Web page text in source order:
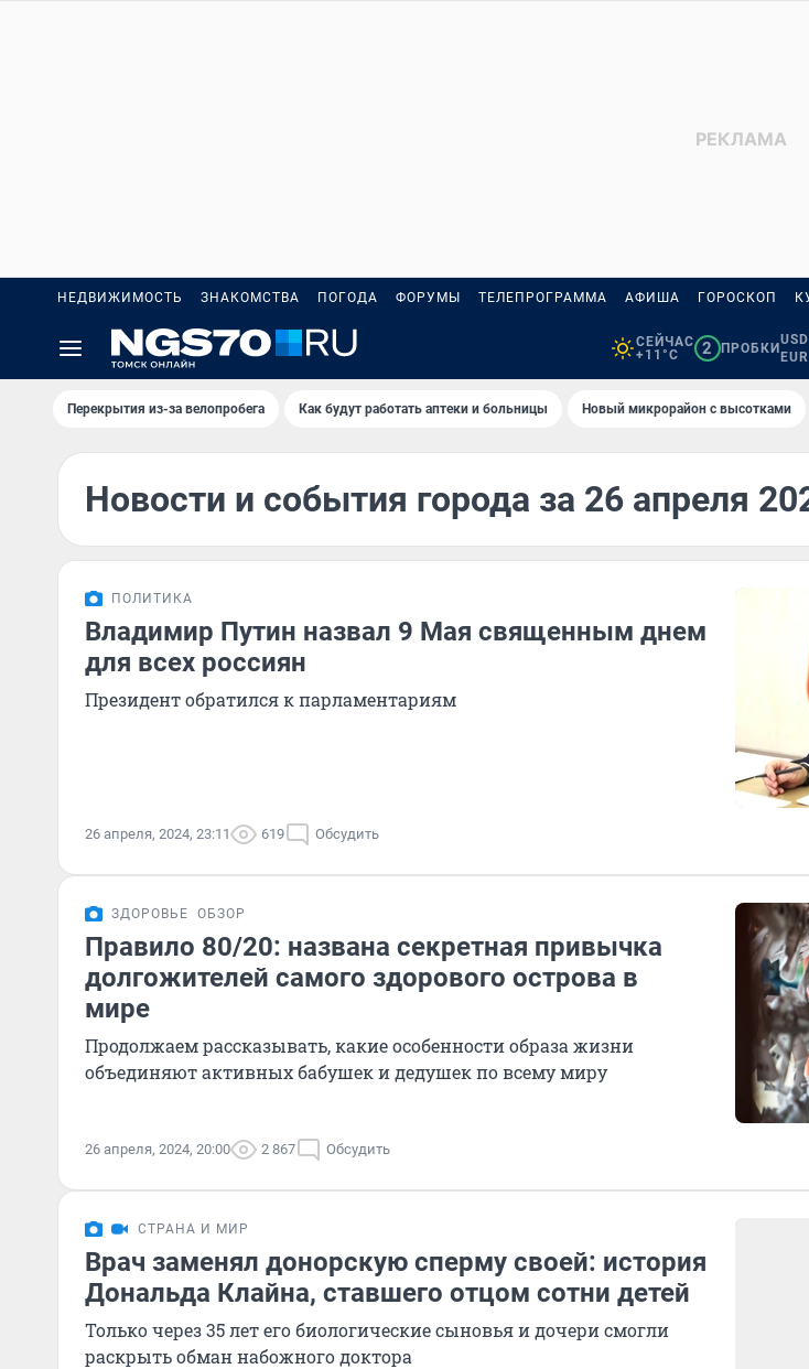
НЕДВИЖИМОСТЬ ЗНАКОМСТВА ПОГОДА ФОРУМЫ ТЕЛЕПРОГРАММА АФИША ГОРОСКОП
СЕЙЧАС
+11°C
2 ПРОБКИ
Перекрытия из-за велопробега Как будут работать аптеки и больницы Новый микрорайон с высотками
Новости и события города за 26 апреля
ПОЛИТИКА
Владимир Путин назвал 9 Мая священным днем
для всех россиян
Президент обратился к парламентариям
26 апреля, 2024, 23:11 619 Обсудить
ЗДОРОВЬЕ ОБЗОР
Правило 80/20: названа секретная привычка
долгожителей самого здорового острова в
мире
Продолжаем рассказывать, какие особенности образа жизни
объединяют активных бабушек и дедушек по всему миру
26 апреля, 2024, 20:00 2 867 Обсудить
СТРАНА И МИР
Врач заменял донорскую сперму своей: история
Дональда Клайна, ставшего отцом сотни детей
Только через 35 лет его биологические сыновья и дочери смогли
раскрыть обман набожного доктора